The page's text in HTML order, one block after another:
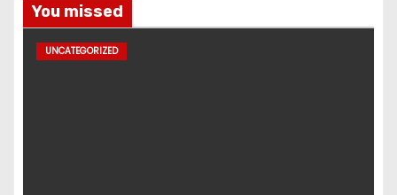
You missed
UNCATEGORIZED